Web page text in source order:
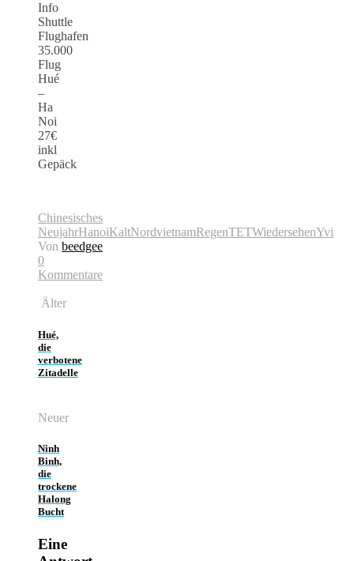
Info
Shuttle
Flughafen
35.000
Flug
Hué
–
Ha
Noi
27€
inkl
Gepäck
Chinesisches
NeujahrHanoiKaltNordvietnamRegenTETWiedersehenYvi
Von beedgee
0
Kommentare
Älter
Hué,
die
verbotene
Zitadelle
Neuer
Ninh
Binh,
die
trockene
Halong
Bucht
Eine